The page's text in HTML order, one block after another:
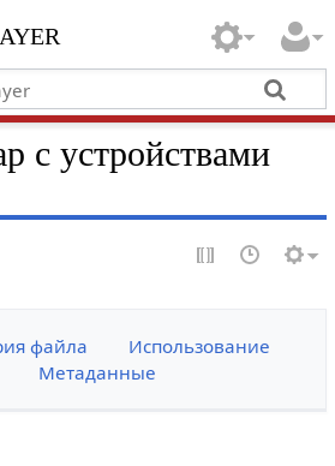
с устройствами
файла
Использование
Метаданные